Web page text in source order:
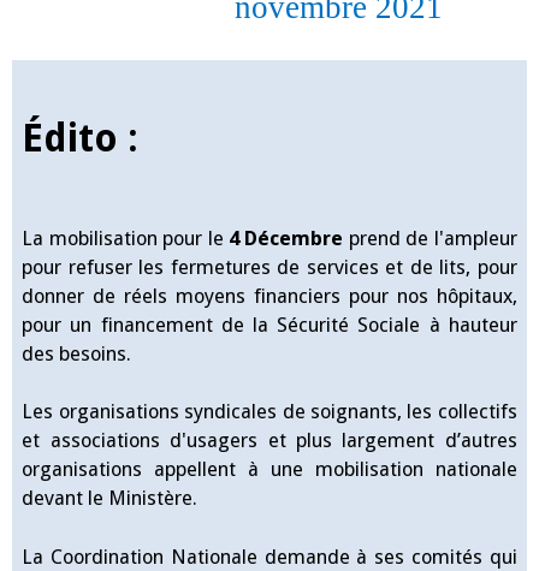
Édito :
La mobilisation pour le 4 Décembre prend de l'ampleur
pour refuser les fermetures de services et de lits, pour
donner de réels moyens financiers pour nos hôpitaux,
pour un financement de la Sécurité Sociale à hauteur
des besoins.
Les organisations syndicales de soignants, les collectifs
et associations d'usagers et plus largement d’autres
organisations appellent à une mobilisation nationale
devant le Ministère.
La Coordination Nationale demande à ses comités qui